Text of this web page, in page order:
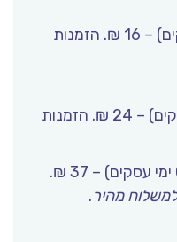
קרובה לביתך (6-9 ימי עסקים) – 16 ₪. הזמנות
שליח עד הבית (3-5 ימי עסקים) – 24 ₪. הזמנות
מהיר.